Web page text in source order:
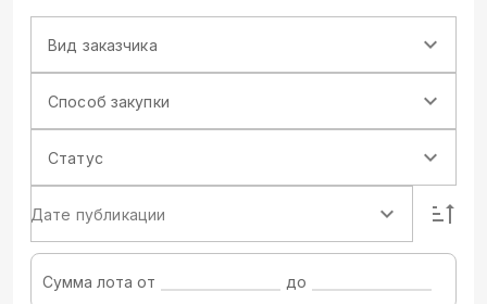
Вид заказчика
Способ закупки
Статус
Дате публикации
Сумма лота от до